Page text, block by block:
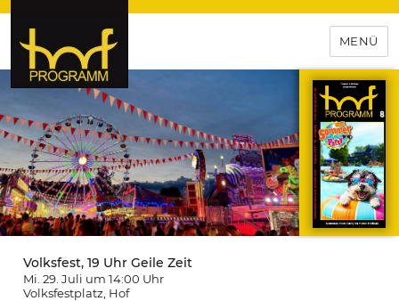
hof-programm – das
Veranstaltungsportal für
Hochfranken
MENÜ
Volksfest, 19 Uhr Geile Zeit
Mi. 29. Juli um 14:00 Uhr
Volksfestplatz , Hof